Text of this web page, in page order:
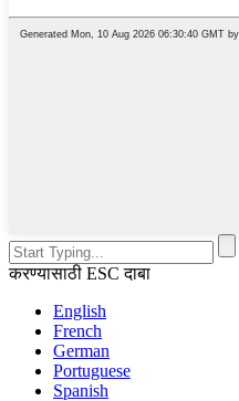
करण्यासाठी ESC दाबा
English
French
German
Portuguese
Spanish